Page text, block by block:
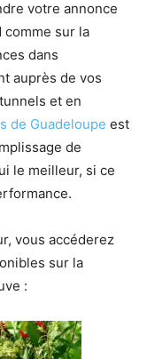
votre annonce
comme sur la
dans
auprès de vos
et en
de Guadeloupe est
de
le meilleur, si ce
vous accéderez
sur la
: